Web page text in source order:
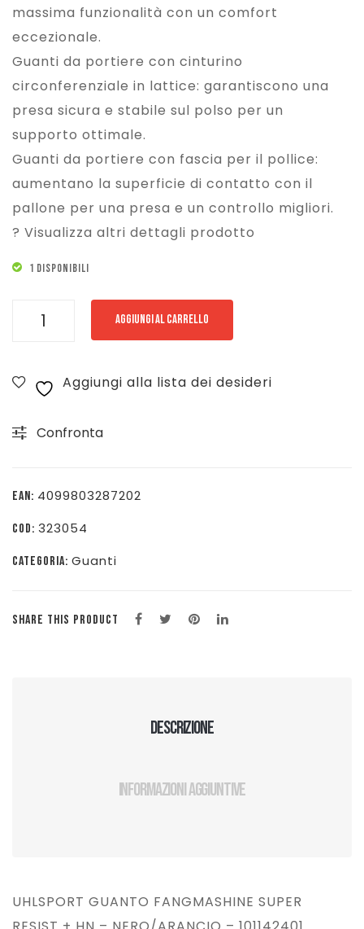
massima funzionalità con un comfort
eccezionale.
Guanti da portiere con cinturino
circonferenziale in lattice: garantiscono una
presa sicura e stabile sul polso per un
supporto ottimale.
Guanti da portiere con fascia per il pollice:
aumentano la superficie di contatto con il
pallone per una presa e un controllo migliori.
? Visualizza altri dettagli prodotto
1 DISPONIBILI
UHLSPORT
SUPER
+
-
101142401
AGGIUNGI AL CARRELLO
Aggiungi alla lista dei desideri
Confronta
EAN: 4099803287202
COD: 323054
CATEGORIA: Guanti
SHARE THIS PRODUCT
Descrizione
Informazioni aggiuntive
UHLSPORT GUANTO FANGMASHINE SUPER